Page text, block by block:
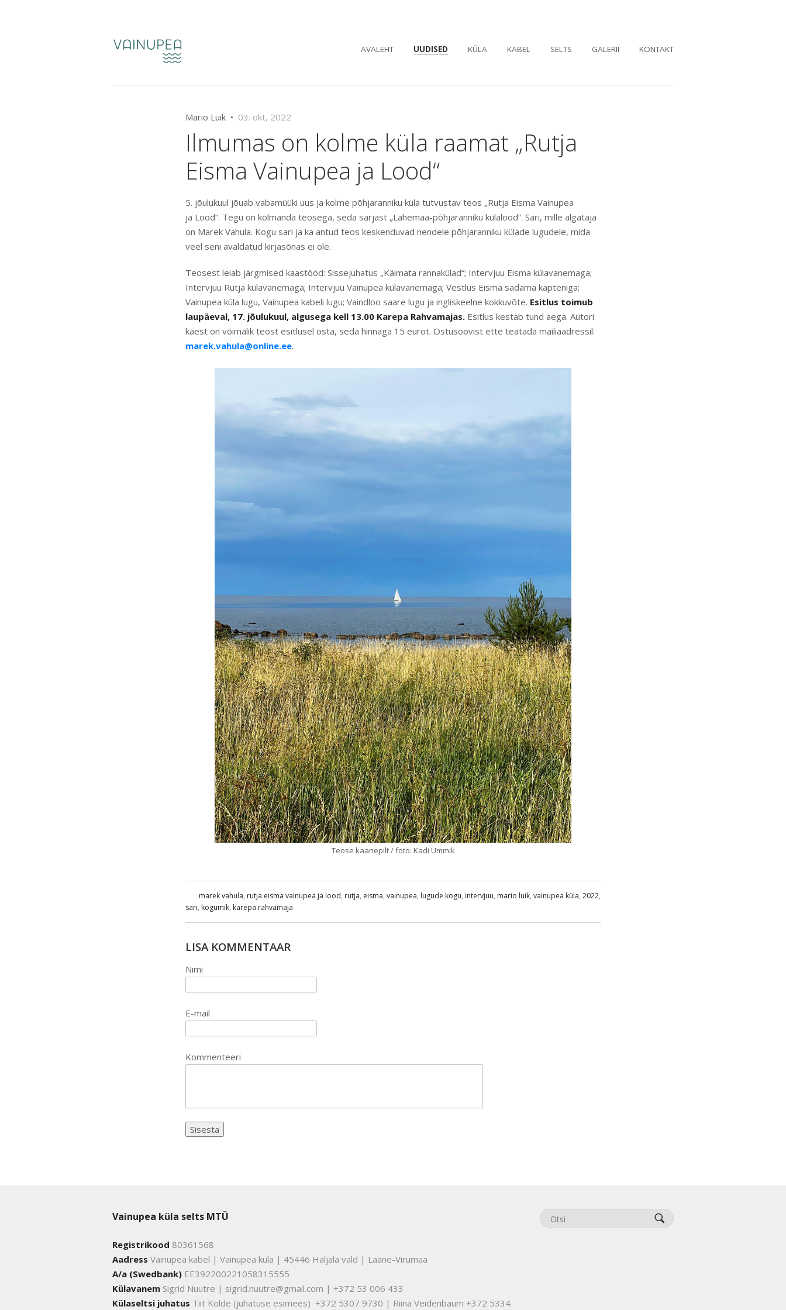
AVALEHT UUDISED KÜLA KABEL SELTS GALERII KONTAKT
Mario Luik • 03. okt, 2022
Ilmumas on kolme küla raamat „Rutja
Eisma Vainupea ja Lood“
5. jõulukuul jõuab vabamüüki uus ja kolme põhjaranniku küla tutvustav teos „Rutja Eisma Vainupea
ja Lood“. Tegu on kolmanda teosega, seda sarjast „Lahemaa-põhjaranniku külalood“. Sari, mille algataja
on Marek Vahula. Kogu sari ja ka antud teos keskenduvad nendele põhjaranniku külade lugudele, mida
veel seni avaldatud kirjasõnas ei ole.
Teosest leiab järgmised kaastööd: Sissejuhatus „Käimata rannakülad“; Intervjuu Eisma külavanemaga;
Intervjuu Rutja külavanemaga; Intervjuu Vainupea külavanemaga; Vestlus Eisma sadama kapteniga;
Vainupea küla lugu, Vainupea kabeli lugu; Vaindloo saare lugu ja ingliskeelne kokkuvõte. Esitlus toimub
laupäeval, 17. jõulukuul, algusega kell 13.00 Karepa Rahvamajas. Esitlus kestab tund aega. Autori
käest on võimalik teost esitlusel osta, seda hinnaga 15 eurot. Ostusoovist ette teatada mailiaadressil:
marek.vahula@online.ee.
Teose kaanepilt / foto: Kadi Ummik
marek vahula, rutja eisma vainupea ja lood, rutja, eisma, vainupea, lugude kogu, intervjuu, mario luik, vainupea küla, 2022,
sari, kogumik, karepa rahvamaja
LISA KOMMENTAAR
Nimi
E-mail
Kommenteeri
Vainupea küla selts MTÜ
Registrikood 80361568
Aadress Vainupea kabel | Vainupea küla | 45446 Haljala vald | Lääne-Virumaa
A/a (Swedbank) EE392200221058315555
Külavanem Sigrid Nuutre | sigrid.nuutre@gmail.com | +372 53 006 433
Külaseltsi juhatus Tiit Kolde (juhatuse esimees) +372 5307 9730 | Riina Veidenbaum +372 5334